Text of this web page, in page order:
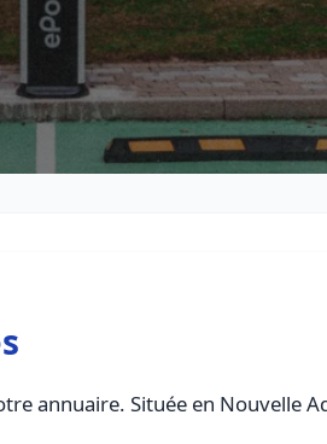
annuaire. Située en Nouvelle